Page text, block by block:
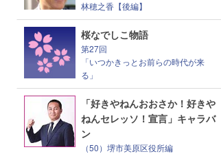
林穂之香【後編】
桜なでしこ物語
第27回
「いつかきっとお前らの時代が来
る」
「好きやねんおおさか！好きや
ねんセレッソ！宣言」キャラバ
ン
（50）堺市美原区役所編